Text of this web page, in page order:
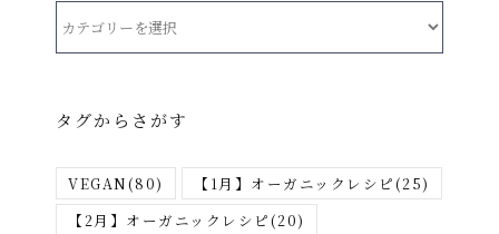
ー
ら
タグからさがす
VEGAN(80) 【1月】オーガニックレシピ(25)
【2月】オーガニックレシピ(20)